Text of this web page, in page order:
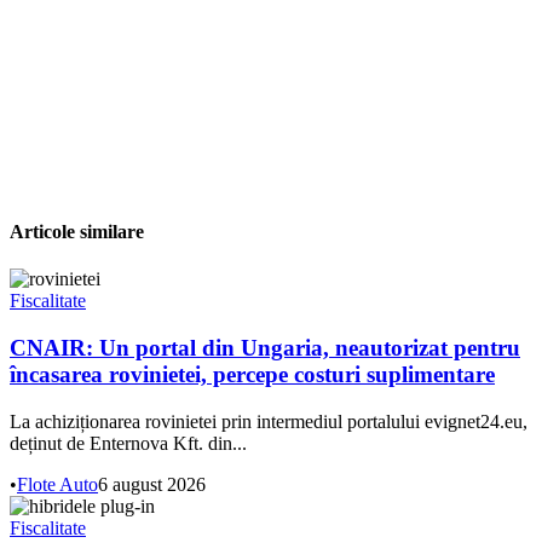
Articole similare
Fiscalitate
CNAIR: Un portal din Ungaria, neautorizat pentru
încasarea rovinietei, percepe costuri suplimentare
La achiziționarea rovinietei prin intermediul portalului evignet24.eu,
deținut de Enternova Kft. din...
•Flote Auto6 august 2026
Fiscalitate